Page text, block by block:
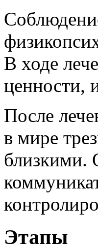
В ходе
ценности,
После
в мире
близкими.
Этапы